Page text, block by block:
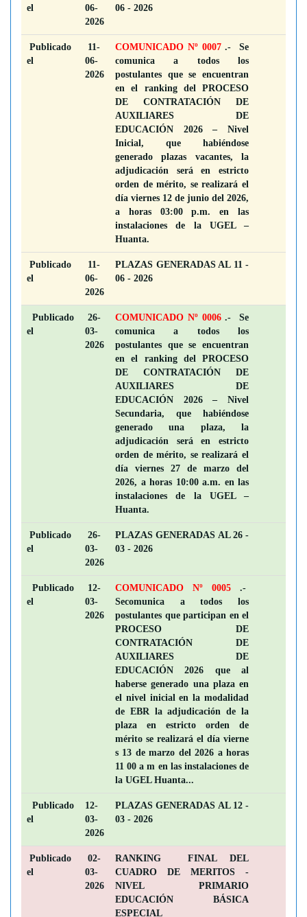
el
06-
2026
06 - 2026
Publicado
el
11-
06-
2026
COMUNICADO Nº 0007 .- Se
comunica a todos los
postulantes que se encuentran
en el ranking del PROCESO
DE CONTRATACIÓN DE
AUXILIARES DE
EDUCACIÓN 2026 – Nivel
Inicial, que habiéndose
generado plazas vacantes, la
adjudicación será en estricto
orden de mérito, se realizará el
día viernes 12 de junio del 2026,
a horas 03:00 p.m. en las
instalaciones de la UGEL –
Huanta.
Publicado
el
11-
06-
2026
PLAZAS GENERADAS AL 11 -
06 - 2026
Publicado
el
26-
03-
2026
COMUNICADO Nº 0006 .- Se
comunica a todos los
postulantes que se encuentran
en el ranking del PROCESO
DE CONTRATACIÓN DE
AUXILIARES DE
EDUCACIÓN 2026 – Nivel
Secundaria, que habiéndose
generado una plaza, la
adjudicación será en estricto
orden de mérito, se realizará el
día viernes 27 de marzo del
2026, a horas 10:00 a.m. en las
instalaciones de la UGEL –
Huanta.
Publicado
el
26-
03-
2026
PLAZAS GENERADAS AL 26 -
03 - 2026
Publicado
el
12-
03-
2026
COMUNICADO Nº 0005
.-
Secomunica a todos los
postulantes que participan en el
PROCESO DE
CONTRATACIÓN DE
AUXILIARES DE
EDUCACIÓN 2026 que al
haberse generado una plaza en
el nivel inicial en la modalidad
de EBR la adjudicación de la
plaza en estricto orden de
mérito se realizará el día vierne
s 13 de marzo del 2026 a horas
11 00 a m en las instalaciones de
la UGEL Huanta...
Publicado
el
12-
03-
2026
PLAZAS GENERADAS AL 12 -
03 - 2026
Publicado
el
02-
03-
2026
RANKING FINAL DEL
CUADRO DE MERITOS -
NIVEL PRIMARIO
EDUCACIÓN BÁSICA
ESPECIAL